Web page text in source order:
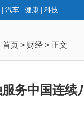
汽车 健康 科技
首页 > 财经 > 正文
务中国连续